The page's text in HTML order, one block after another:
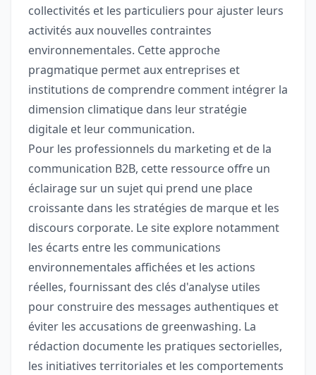
collectivités et les particuliers pour ajuster leurs
activités aux nouvelles contraintes
environnementales. Cette approche
pragmatique permet aux entreprises et
institutions de comprendre comment intégrer la
dimension climatique dans leur stratégie
digitale et leur communication.
Pour les professionnels du marketing et de la
communication B2B, cette ressource offre un
éclairage sur un sujet qui prend une place
croissante dans les stratégies de marque et les
discours corporate. Le site explore notamment
les écarts entre les communications
environnementales affichées et les actions
réelles, fournissant des clés d'analyse utiles
pour construire des messages authentiques et
éviter les accusations de greenwashing. La
rédaction documente les pratiques sectorielles,
les initiatives territoriales et les comportements